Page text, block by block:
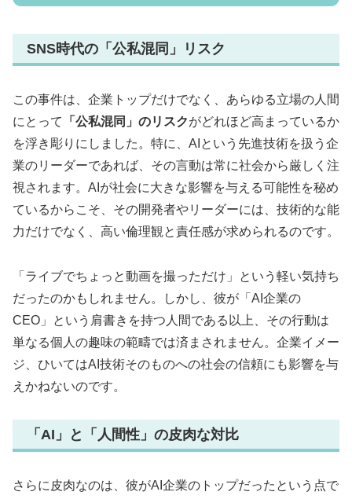
SNS時代の「公私混同」リスク
この事件は、企業トップだけでなく、あらゆる立場の人間
にとって
「公私混同」のリスクがどれほど高まっているか
を浮き彫りにしました。特に、AIという先進技術を扱う企
業のリーダーであれば、その言動は常に社会から厳しく注
視されます。AIが社会に大きな影響を与える可能性を秘め
ているからこそ、その開発者やリーダーには、技術的な能
力だけでなく、高い倫理観と責任感が求められるのです。
「ライブでちょっと動画を撮っただけ」という軽い気持ち
だったのかもしれません。しかし、彼が「AI企業の
CEO」という肩書きを持つ人間である以上、その行動は
単なる個人の趣味の範疇では済まされません。企業イメー
ジ、ひいてはAI技術そのものへの社会の信頼にも影響を与
えかねないのです。
「AI」と「人間性」の皮肉な対比
さらに皮肉なのは、彼がAI企業のトップだったという点で